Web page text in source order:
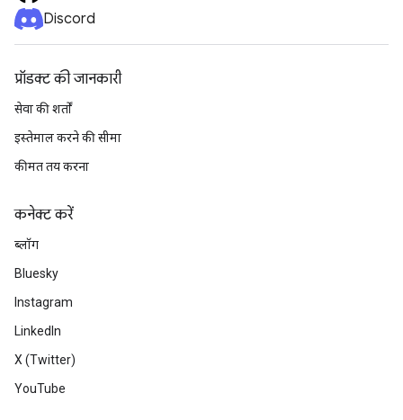
Discord
प्रॉडक्ट की जानकारी
सेवा की शर्तों
इस्तेमाल करने की सीमा
कीमत तय करना
कनेक्ट करें
ब्लॉग
Bluesky
Instagram
LinkedIn
X (Twitter)
YouTube